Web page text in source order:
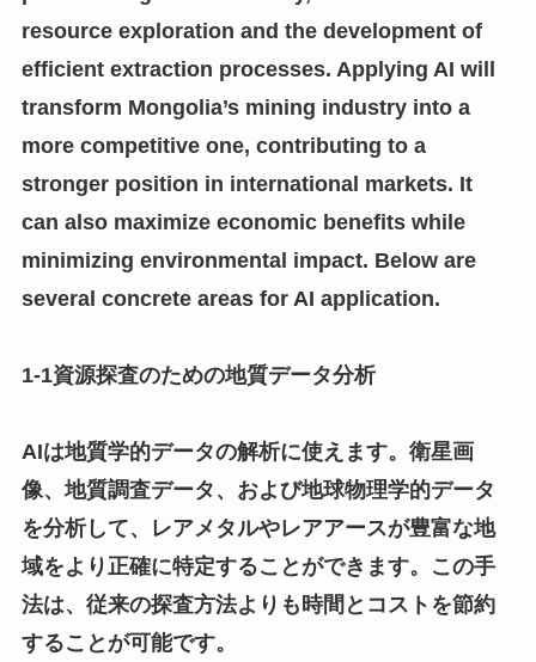
resource exploration and the development of
efficient extraction processes. Applying AI will
transform Mongolia’s mining industry into a
more competitive one, contributing to a
stronger position in international markets. It
can also maximize economic benefits while
minimizing environmental impact. Below are
several concrete areas for AI application.
1-1資源探査のための地質データ分析
AIは地質学的データの解析に使えます。衛星画
像、地質調査データ、および地球物理学的データ
を分析して、レアメタルやレアアースが豊富な地
域をより正確に特定することができます。この手
法は、従来の探査方法よりも時間とコストを節約
することが可能です。